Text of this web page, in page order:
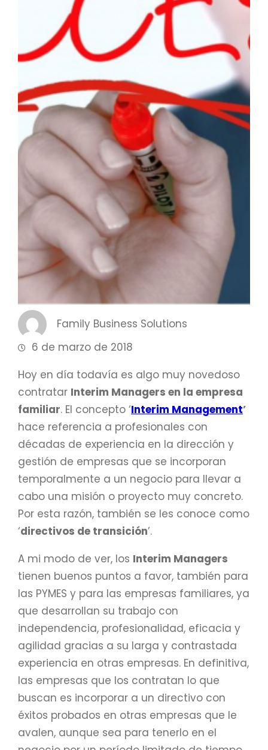
Family Business Solutions
6 de marzo de 2018
Hoy en día todavía es algo muy novedoso
contratar Interim Managers en la empresa
familiar. El concepto ‘Interim Management’
hace referencia a profesionales con
décadas de experiencia en la dirección y
gestión de empresas que se incorporan
temporalmente a un negocio para llevar a
cabo una misión o proyecto muy concreto.
Por esta razón, también se les conoce como
‘directivos de transición’.
A mi modo de ver, los Interim Managers
tienen buenos puntos a favor, también para
las PYMES y para las empresas familiares, ya
que desarrollan su trabajo con
independencia, profesionalidad, eficacia y
agilidad gracias a su larga y contrastada
experiencia en otras empresas. En definitiva,
las empresas que los contratan lo que
buscan es incorporar a un directivo con
éxitos probados en otras empresas que le
avalen, aunque sea para tenerlo en el